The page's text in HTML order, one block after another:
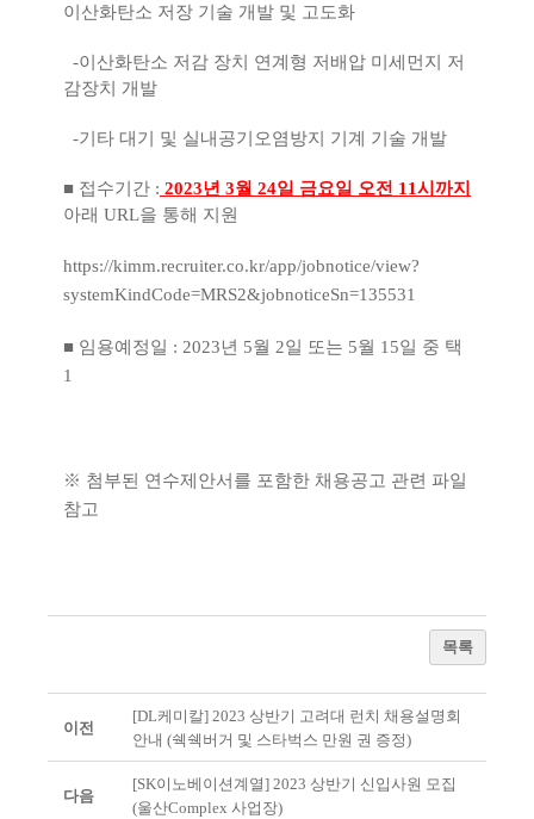
이산화탄소 저장 기술 개발 및 고도화
-이산화탄소 저감 장치 연계형 저배압 미세먼지 저
감장치 개발
-기타 대기 및 실내공기오염방지 기계 기술 개발
■ 접수기간 : 2023년 3월 24일 금요일 오전 11시까지
아래 URL을 통해 지원
https://kimm.recruiter.co.kr/app/jobnotice/view?
systemKindCode=MRS2&jobnoticeSn=135531
■ 임용예정일 : 2023년 5월 2일 또는 5월 15일 중 택
1
※ 첨부된 연수제안서를 포함한 채용공고 관련 파일
참고
목록
이전
[DL케미칼] 2023 상반기 고려대 런치 채용설명회
안내 (쉑쉑버거 및 스타벅스 만원 권 증정)
다음
[SK이노베이션계열] 2023 상반기 신입사원 모집
(울산Complex 사업장)